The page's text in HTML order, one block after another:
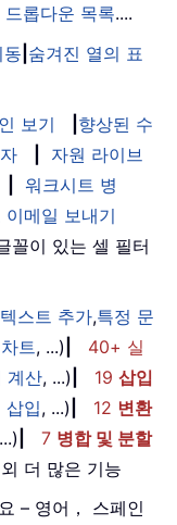
롭다운 목록....
동 숨겨진 열의 표
보기
향상된 수
자원 라이브
워크시트 병
이메일 보내기
꼴이 있는 셀 필터
텍스트 추가,특정 문
트, ...)
40+ 실
계산, ...) 19 삽입
삽입, ...) 12 변환
7 병합 및 분할
더 많은 기능
– 영어， 스페인